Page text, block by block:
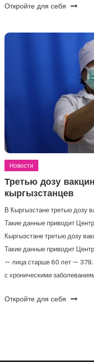
Откройте для себя
Новости
Третью дозу
кыргызстанцев
В Кыргызстане третью дозу
Такие данные приводит
Кыргызстане третью дозу
Такие данные приводит
— лица старше 60 лет —
с хроническими
Откройте для себя